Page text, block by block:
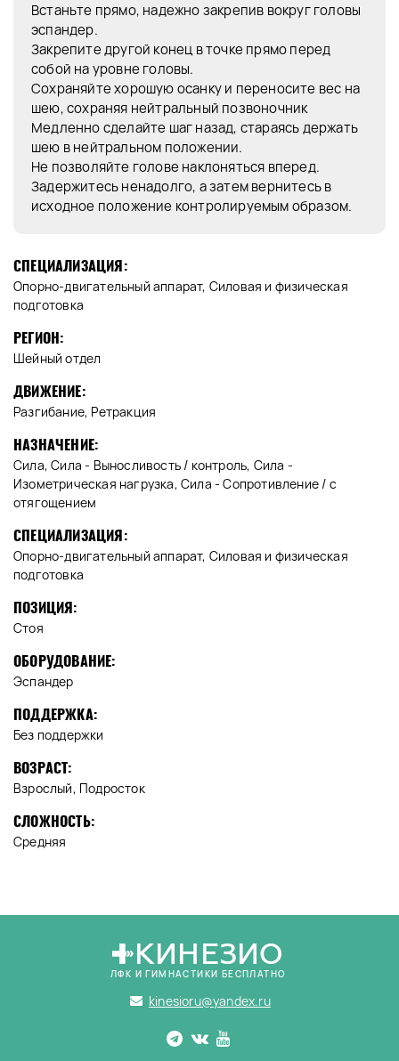
Встаньте прямо, надежно закрепив вокруг головы
эспандер.
Закрепите другой конец в точке прямо перед
собой на уровне головы.
Сохраняйте хорошую осанку и переносите вес на
шею, сохраняя нейтральный позвоночник
Медленно сделайте шаг назад, стараясь держать
шею в нейтральном положении.
Не позволяйте голове наклоняться вперед.
Задержитесь ненадолго, а затем вернитесь в
исходное положение контролируемым образом.
СПЕЦИАЛИЗАЦИЯ:
Опорно-двигательный аппарат, Силовая и физическая
подготовка
РЕГИОН:
Шейный отдел
ДВИЖЕНИЕ:
Разгибание, Ретракция
НАЗНАЧЕНИЕ:
Сила, Сила - Выносливость / контроль, Сила -
Изометрическая нагрузка, Сила - Сопротивление / с
отягощением
СПЕЦИАЛИЗАЦИЯ:
Опорно-двигательный аппарат, Силовая и физическая
подготовка
ПОЗИЦИЯ:
Стоя
ОБОРУДОВАНИЕ:
Эспандер
ПОДДЕРЖКА:
Без поддержки
ВОЗРАСТ:
Взрослый, Подросток
СЛОЖНОСТЬ:
Средняя
КИНЕЗИО
ЛФК И ГИМНАСТИКИ БЕСПЛАТНО
kinesioru@yandex.ru